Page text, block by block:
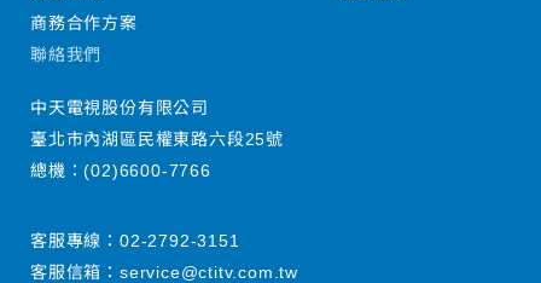
商務合作方案
聯絡我們
中天電視股份有限公司
臺北市內湖區民權東路六段25號
總機：(02)6600-7766
客服專線： 02-2792-3151
客服信箱： service@ctitv.com.tw